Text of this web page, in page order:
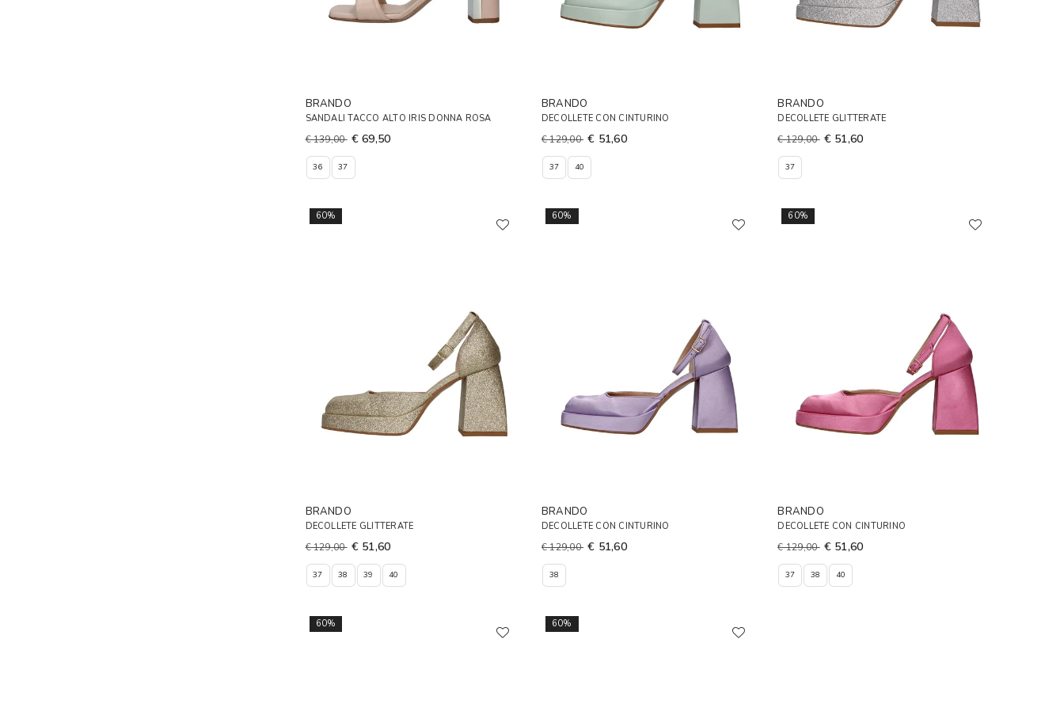
BRANDO
SANDALI TACCO ALTO IRIS DONNA ROSA
€ 139,00 € 69,50
36 37
BRANDO
DECOLLETE CON CINTURINO
€ 129,00 € 51,60
37 40
BRANDO
DECOLLETE GLITTERATE
€ 129,00 € 51,60
37
60%
BRANDO
DECOLLETE GLITTERATE
€ 129,00 € 51,60
37 38 39 40
60%
BRANDO
DECOLLETE CON CINTURINO
€ 129,00 € 51,60
38
60%
BRANDO
DECOLLETE CON CINTURINO
€ 129,00 € 51,60
37 38 40
60% 60%